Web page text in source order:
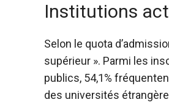
Institutions
Selon le quota
supérieur ». Parmi les
publics, 54,1%
des universités